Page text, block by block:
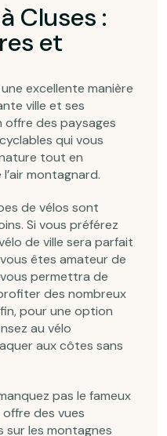
Cluses :
et
excellente manière
ville et ses
offre des paysages
qui vous
tout en
montagnard.
de vélos sont
Si vous préférez
de ville sera parfait
êtes amateur de
permettra de
des nombreux
pour une option
au vélo
aux côtes sans
pas le fameux
des vues
sur les montagnes